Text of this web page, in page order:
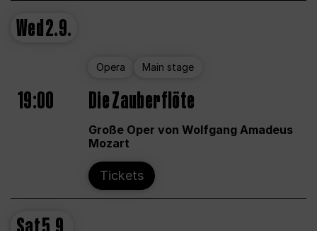
Wed2.9.
Opera Main stage
19:00 Die Zauberflöte
Große Oper von Wolfgang Amadeus
Mozart
Tickets